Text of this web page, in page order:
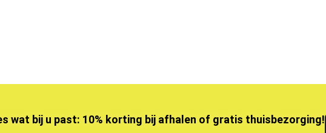
wat bij u past: 10% korting bij afhalen of gratis thuisbezorging!